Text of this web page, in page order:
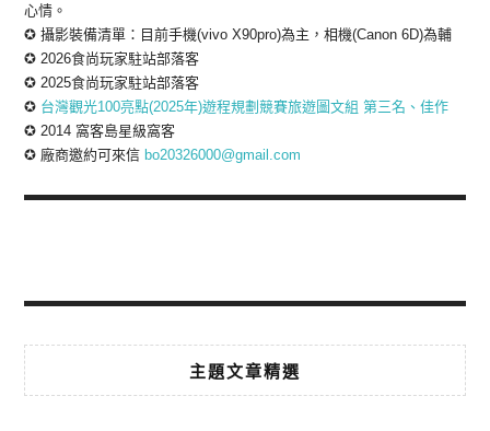
心情。
✪ 攝影裝備清單：目前手機(vivo X90pro)為主，相機(Canon 6D)為輔
✪ 2026食尚玩家駐站部落客
✪ 2025食尚玩家駐站部落客
✪ 台灣觀光100亮點(2025年)遊程規劃競賽旅遊圖文組 第三名、佳作
✪ 2014 窩客島星級窩客
✪ 廠商邀約可來信 bo20326000@gmail.com
主題文章精選